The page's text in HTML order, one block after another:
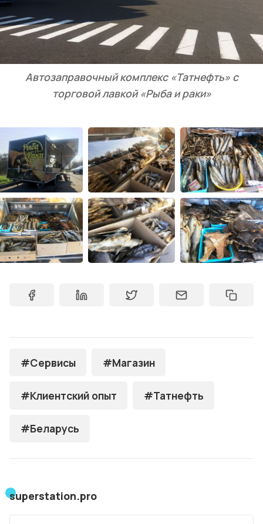
Автозаправочный комплекс «Татнефть» с
торговой лавкой «Рыба и раки»
#Сервисы #Магазин
#Клиентский опыт #Татнефть
#Беларусь
superstation.pro